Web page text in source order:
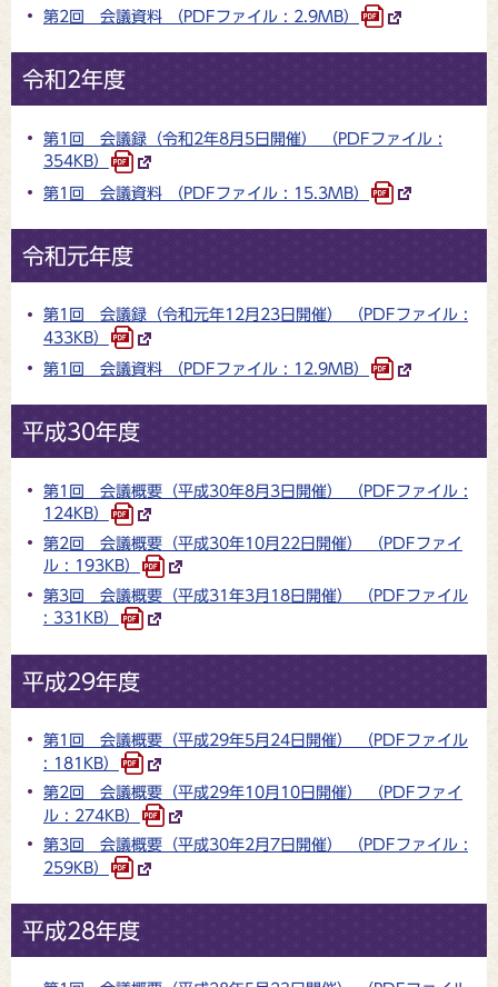
第2回 会議資料 （PDFファイル : 2.9MB）
令和2年度
第1回 会議録（令和2年8月5日開催） （PDFファイル :
354KB）
第1回 会議資料 （PDFファイル : 15.3MB）
令和元年度
第1回 会議録（令和元年12月23日開催） （PDFファイル :
433KB）
第1回 会議資料 （PDFファイル : 12.9MB）
平成30年度
第1回 会議概要（平成30年8月3日開催） （PDFファイル :
124KB）
第2回 会議概要（平成30年10月22日開催） （PDFファイ
ル : 193KB）
第3回 会議概要（平成31年3月18日開催） （PDFファイル
: 331KB）
平成29年度
第1回 会議概要（平成29年5月24日開催） （PDFファイル
: 181KB）
第2回 会議概要（平成29年10月10日開催） （PDFファイ
ル : 274KB）
第3回 会議概要（平成30年2月7日開催） （PDFファイル :
259KB）
平成28年度